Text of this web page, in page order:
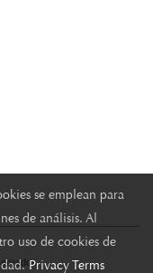
se emplean para
de análisis. Al
uso de cookies de
Privacy Terms